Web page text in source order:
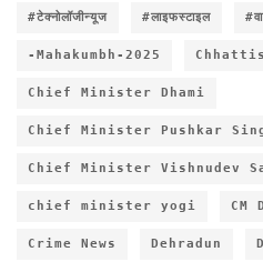
#टेक्नोलॉजीन्यूज #लाइफस्टाइल
-Mahakumbh-2025
Chief Minister Dhami
Chief Minister Pushkar
Chief Minister Vishnudev
chief minister yogi CM
Crime News Dehradun